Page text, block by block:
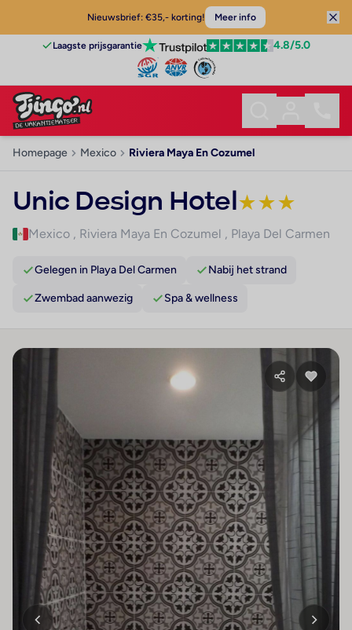
Nieuwsbrief: €35,- korting! Meer info
Laagste prijsgarantie 4.8/5.0
Homepage Mexico Riviera Maya En Cozumel
Unic Design Hotel★★★
Mexico , Riviera Maya En Cozumel , Playa Del Carmen
Gelegen in Playa Del Carmen Nabij het strand
Zwembad aanwezig Spa & wellness